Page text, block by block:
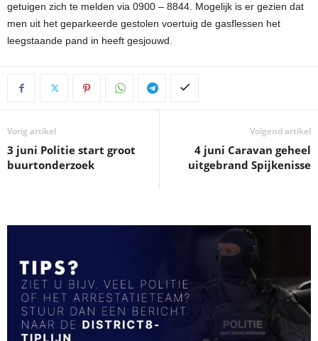
getuigen zich te melden via 0900 – 8844. Mogelijk is er gezien dat
men uit het geparkeerde gestolen voertuig de gasflessen het
leegstaande pand in heeft gesjouwd.
Vorig artikel
3 juni Politie start groot
buurtonderzoek
Volgend artikel
4 juni Caravan geheel
uitgebrand Spijkenisse